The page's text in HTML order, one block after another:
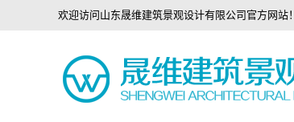
欢迎访问山东晟维建筑景观设计有限公司官方网站！